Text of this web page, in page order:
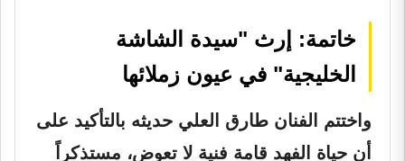
خاتمة: إرث "سيدة الشاشة
الخليجية" في عيون زملائها
واختتم الفنان طارق العلي حديثه بالتأكيد على
أن حياة الفهد قامة فنية لا تعوض، مستذكراً